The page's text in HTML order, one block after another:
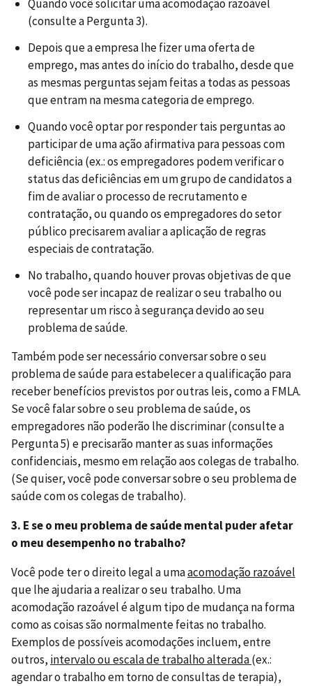
Quando você solicitar uma acomodação razoável
(consulte a Pergunta 3).
Depois que a empresa lhe fizer uma oferta de
emprego, mas antes do início do trabalho, desde que
as mesmas perguntas sejam feitas a todas as pessoas
que entram na mesma categoria de emprego.
Quando você optar por responder tais perguntas ao
participar de uma ação afirmativa para pessoas com
deficiência (ex.: os empregadores podem verificar o
status das deficiências em um grupo de candidatos a
fim de avaliar o processo de recrutamento e
contratação, ou quando os empregadores do setor
público precisarem avaliar a aplicação de regras
especiais de contratação.
No trabalho, quando houver provas objetivas de que
você pode ser incapaz de realizar o seu trabalho ou
representar um risco à segurança devido ao seu
problema de saúde.
Também pode ser necessário conversar sobre o seu
problema de saúde para estabelecer a qualificação para
receber benefícios previstos por outras leis, como a FMLA.
Se você falar sobre o seu problema de saúde, os
empregadores não poderão lhe discriminar (consulte a
Pergunta 5) e precisarão manter as suas informações
confidenciais, mesmo em relação aos colegas de trabalho.
(Se quiser, você pode conversar sobre o seu problema de
saúde com os colegas de trabalho).
3. E se o meu problema de saúde mental puder afetar
o meu desempenho no trabalho?
Você pode ter o direito legal a umaacomodação razoável
que lhe ajudaria a realizar o seu trabalho. Uma
acomodação razoável é algum tipo de mudança na forma
como as coisas são normalmente feitas no trabalho.
Exemplos de possíveis acomodações incluem, entre
outros, intervalo ou escala de trabalho alterada(ex.:
agendar o trabalho em torno de consultas de terapia),